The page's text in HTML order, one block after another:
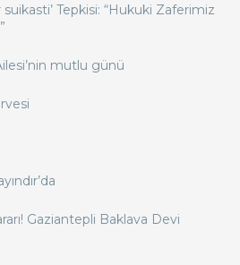
Tepkisi: “Hukuki Zaferimiz
mutlu günü
Gaziantepli Baklava Devi